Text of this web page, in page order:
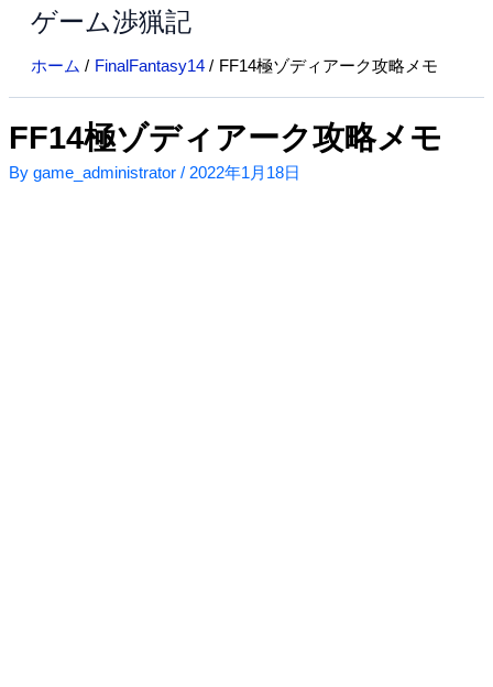
ス
キ
ッ
プ
ゲーム渉猟記
ホーム FinalFantasy14 FF14極ゾディアーク攻略メモ
FF14極ゾディアーク攻略メモ
By game_administrator / 2022年1月18日